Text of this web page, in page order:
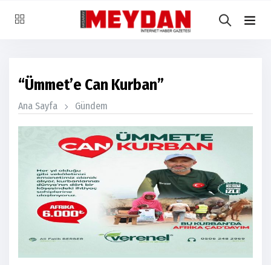
“Ümmet’e Can Kurban”
Ana Sayfa Gündem